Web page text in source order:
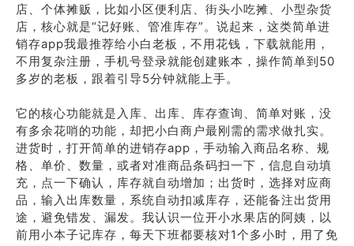
店、个体摊贩，比如小区便利店、街头小吃摊、小型杂货
店，核心就是“记好账、管准库存”。说起来，这类简单进
销存app我最推荐给小白老板，不用花钱，下载就能用，
不用复杂注册，手机号登录就能创建账本，操作简单到50
多岁的老板，跟着引导5分钟就能上手。
它的核心功能就是入库、出库、库存查询、简单对账，没
有多余花哨的功能，却把小白商户最刚需的需求做扎实。
进货时，打开简单的进销存app，手动输入商品名称、规
格、单价、数量，或者对准商品条码扫一下，信息自动填
充，点一下确认，库存就自动增加；出货时，选择对应商
品，输入出库数量，系统自动扣减库存，还能备注出货用
途，避免错发、漏发。我认识一位开小水果店的阿姨，以
前用小本子记库存，每天下班都要核对1个多小时，用了免